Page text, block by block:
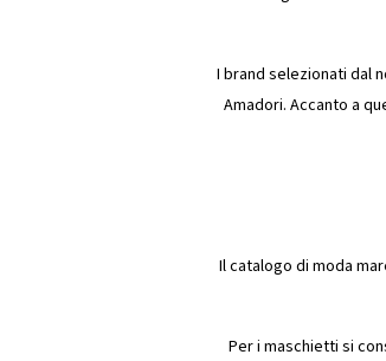
I brand selezionati dal
Amadori. Accanto a
Il catalogo di moda
Per i maschietti si